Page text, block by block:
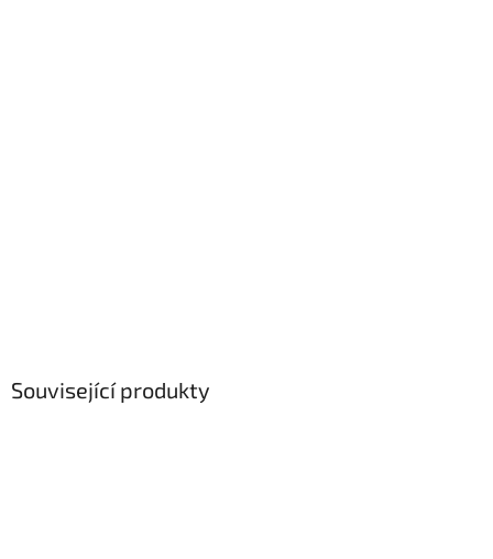
Související produkty